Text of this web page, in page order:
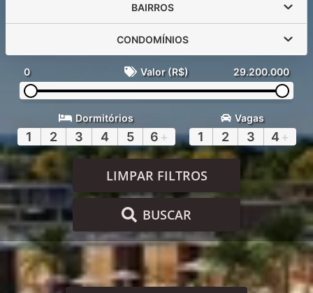
BAIRROS
CONDOMÍNIOS
0 Valor (R$) 29.200.000
Dormitórios
1 2 3 4 5 6 +
Vagas
1 2 3 4 +
LIMPAR FILTROS
BUSCAR